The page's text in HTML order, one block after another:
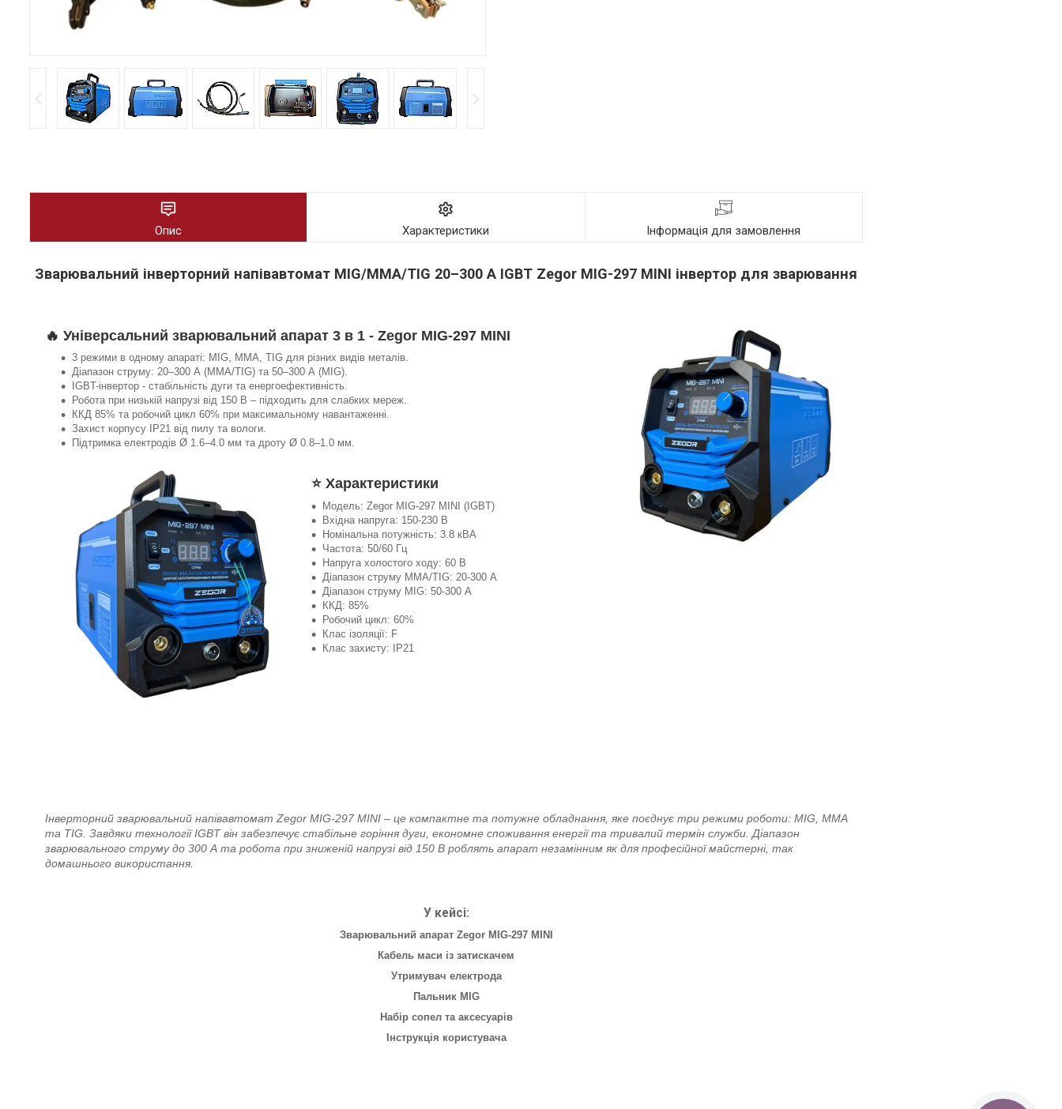
Опис Характеристики Інформація для замовлення
Зварювальний інверторний напівавтомат MIG/MMA/TIG 20–300 А IGBT Zegor MIG-297 MINI інвертор для зварювання
🔥 Універсальний зварювальний апарат 3 в 1 - Zegor MIG-297 MINI
3 режими в одному апараті: MIG, MMA, TIG для різних видів металів.
Діапазон струму: 20–300 А (MMA/TIG) та 50–300 А (MIG).
IGBT-інвертор - стабільність дуги та енергоефективність.
Робота при низькій напрузі від 150 В – підходить для слабких мереж.
ККД 85% та робочий цикл 60% при максимальному навантаженні.
Захист корпусу IP21 від пилу та вологи.
Підтримка електродів Ø 1.6–4.0 мм та дроту Ø 0.8–1.0 мм.
⭐ Характеристики
Модель: Zegor MIG-297 MINI (IGBT)
Вхідна напруга: 150-230 В
Номінальна потужність: 3.8 кВА
Частота: 50/60 Гц
Напруга холостого ходу: 60 В
Діапазон струму MMA/TIG: 20-300 А
Діапазон струму MIG: 50-300 А
ККД: 85%
Робочий цикл: 60%
Клас ізоляції: F
Клас захисту: IP21
Інверторний зварювальний напівавтомат Zegor MIG-297 MINI – це компактне та потужне обладнання, яке поєднує три режими роботи: MIG, MMA
та TIG. Завдяки технології IGBT він забезпечує стабільне горіння дуги, економне споживання енергії та тривалий термін служби. Діапазон
зварювального струму до 300 А та робота при зниженій напрузі від 150 В роблять апарат незамінним як для професійної майстерні, так
домашнього використання.
У кейсі:
Зварювальний апарат Zegor MIG-297 MINI
Кабель маси із затискачем
Утримувач електрода
Пальник MIG
Набір сопел та аксесуарів
Інструкція користувача